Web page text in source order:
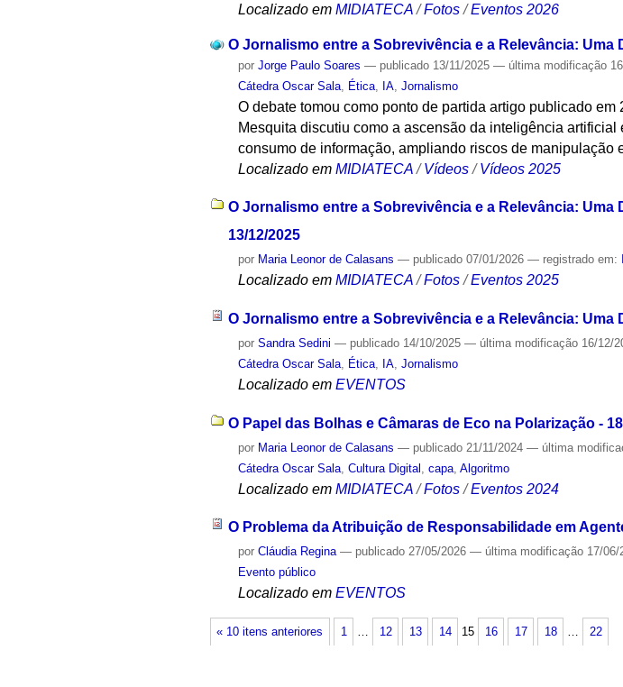
Localizado em MIDIATECA /Fotos /Eventos 2026
O Jornalismo entre a Sobrevivência e a Relevância:
porJorge Paulo Soares — publicado 13/11/2025— última modificação
Cátedra Oscar Sala Ética IA ,Jornalismo
O debate tomou como ponto de partida artigo publicado
Mesquita discutiu como a ascensão da inteligência
consumo de informação, ampliando riscos de
Localizado em MIDIATECA /Vídeos /Vídeos 2025
O Jornalismo entre a Sobrevivência e a Relevância:
13/12/2025
por Maria Leonor de Calasans — publicado 07/01/2026— registrado em:
Localizado em MIDIATECA /Fotos /Eventos 2025
O Jornalismo entre a Sobrevivência e a Relevância:
porSandra Sedini — publicado 14/10/2025— última modificação 16/12/
Cátedra Oscar Sala
Ética IA ,Jornalismo
Localizado em EVENTOS
O Papel das Bolhas e Câmaras de Eco na Polarização -
por Maria Leonor de Calasans — publicado 21/11/2024— última
Cátedra Oscar Sala ,Cultura Digital ,capa ,Algoritmo
Localizado em MIDIATECA /Fotos /Eventos 2024
O Problema da Atribuição de Responsabilidade em
porCláudia Regina — publicado 27/05/2026— última modificação 17/
Evento público
Localizado em EVENTOS
« 10 itens anteriores 1 12 13 14 15 16 17 18 22